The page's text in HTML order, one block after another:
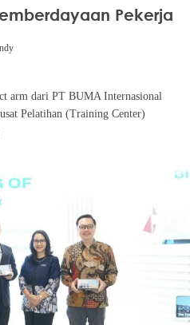
Pekerja
arm dari PT BUMA Internasional
Pelatihan (Training Center)